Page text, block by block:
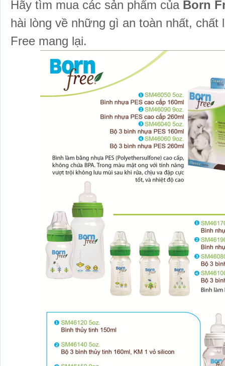
Hãy tìm mua các sản phẩm của Born
hài lòng về những gì an toàn nhất, chất
Free mang lại.